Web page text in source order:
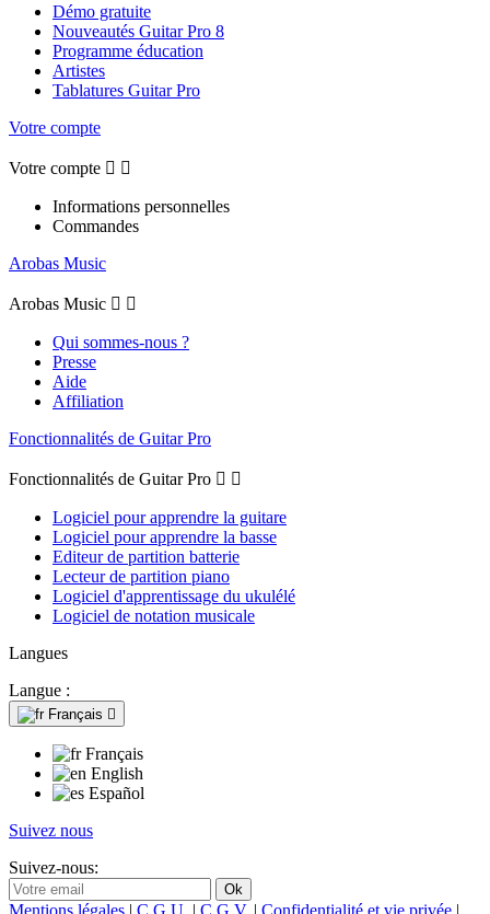
Démo gratuite
Nouveautés Guitar Pro 8
Programme éducation
Artistes
Tablatures Guitar Pro
Votre compte
Votre compte  
Informations personnelles
Commandes
Arobas Music
Arobas Music  
Qui sommes-nous ?
Presse
Aide
Affiliation
Fonctionnalités de Guitar Pro
Fonctionnalités de Guitar Pro  
Logiciel pour apprendre la guitare
Logiciel pour apprendre la basse
Editeur de partition batterie
Lecteur de partition piano
Logiciel d'apprentissage du ukulélé
Logiciel de notation musicale
Langues
Langue :
Français 
Français
English
Español
Suivez nous
Suivez-nous:
Mentions légales | C.G.U. | C.G.V. | Confidentialité et vie privée |